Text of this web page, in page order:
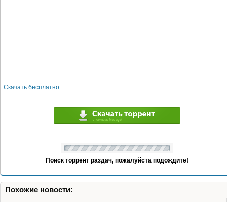
Скачать бесплатно
Поиск торрент раздач, пожалуйста подождите!
Похожие новости: